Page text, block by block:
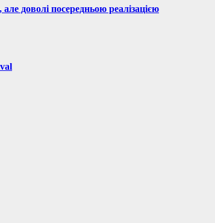
доволі посередньою реалізацією